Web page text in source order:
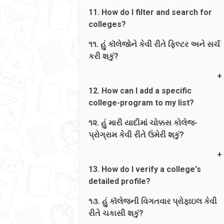
મેન્યુઅલી ડેટા દાખલ કરવા જરૂરી છે.
equivalent to HSC.
જવાબ. BPP એટલે બેચલર પ્રિપેરેટરી
પ્રોગ્રામ, જે સામાન્ય રીતે BAOU અથવા
IGNOU દ્વારા HSC ની સમકક્ષ ઓફર
11. How do I filter and search for
colleges?
૧૧. હું કૉલેજોને કેવી રીતે ફિલ્ટર અને સર્ચ
કરી શકું?
Name, Program Name, District Name,
and College/Institute Type (e.g.,
Government). Clicking 'Search' lists
available courses.
જિલ્લાનું નામ અને કૉલેજનો પ્રકાર.
'શોધો' પર ક્લિક કરવાથી ઉપલબ્ધ કોર્સની
યાદી દેખાશે.
12. How can I add a specific
college-program to my list?
૧૨. હું મારી યાદીમાં ચોક્કસ કોલેજ-
પ્રોગ્રામ કેવી રીતે ઉમેરી શકું?
blue '+' button under 'Add' next to the
desired program to move it to your
'Applied For' preference box.
જવાબ. 'Available Courses' માં, ઇચ્છિત
13. How do I verify a college's
detailed profile?
૧૩. હું કૉલેજની વિગતવાર પ્રોફાઇલ કેવી
રીતે ચકાસી શકું?